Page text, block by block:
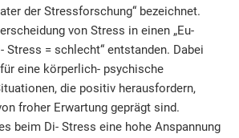
der Stressforschung“ bezeichnet.
von Stress in einen „Eu-
Stress = schlecht“ entstanden. Dabei
eine körperlich- psychische
die positiv herausfordern,
froher Erwartung geprägt sind.
beim Di- Stress eine hohe Anspannung